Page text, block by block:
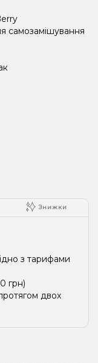
самозамішування
Знижки
з тарифами
грн)
двох